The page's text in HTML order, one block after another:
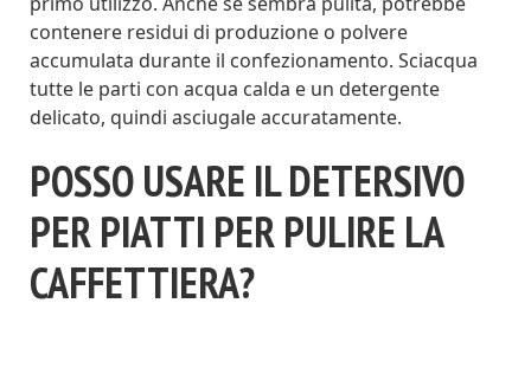
contenere residui di produzione o polvere
accumulata durante il confezionamento. Sciacqua
tutte le parti con acqua calda e un detergente
delicato, quindi asciugale accuratamente.
POSSO USARE IL DETERSIVO
PER PIATTI PER PULIRE LA
CAFFETTIERA?